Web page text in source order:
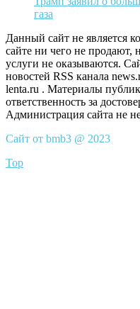
газа
Данный сайт не является
сайте ни чего не продают,
услуги не оказываются.
новостей RSS канала
lenta.ru . Материалы
ответственность за
Администрация сайта не
Сайт от bmb3 @ 2023
Top